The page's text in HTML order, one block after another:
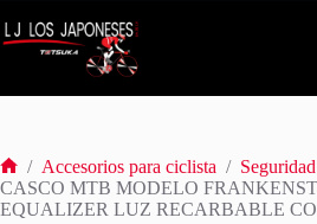
al
contenido
Inicio
/ Accesorios para ciclista / Seguridad
CASCO MTB MODELO
EQUALIZER LUZ RECARBABLE